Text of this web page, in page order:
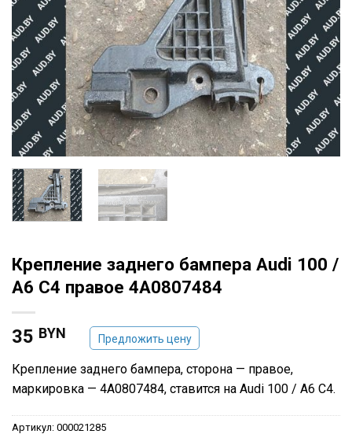
Крепление заднего бампера Audi 100 /
A6 C4 правое 4A0807484
35 BYN Предложить цену
Крепление заднего бампера, сторона — правое,
маркировка — 4A0807484, ставится на Audi 100 / A6 C4.
Артикул: 000021285